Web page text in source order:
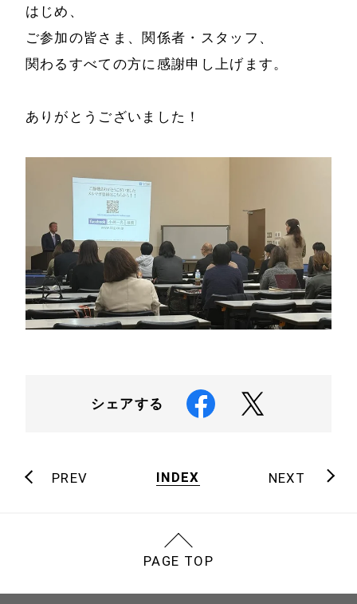
はじめ、
ご参加の皆さま、関係者・スタッフ、
関わるすべての方に感謝申し上げます。
ありがとうございました！
シェアする
PREV INDEX NEXT
PAGE TOP